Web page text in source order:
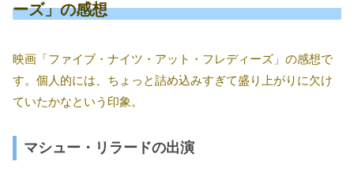
ーズ」の感想
映画「ファイブ・ナイツ・アット・フレディーズ」の感想で
す。個人的には、ちょっと詰め込みすぎて盛り上がりに欠け
ていたかなという印象。
マシュー・リラードの出演